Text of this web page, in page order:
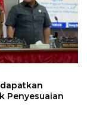
Penyesuaian